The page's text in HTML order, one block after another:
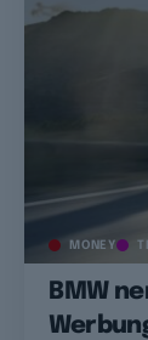
MONEY
BMW